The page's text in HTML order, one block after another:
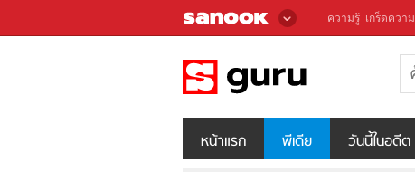
ความรู้ เกร็ดควา
หน้าแรก พีเดีย วันนี้ในอดีต